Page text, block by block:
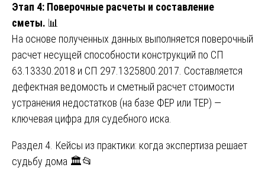
Этап 4: Поверочные расчеты и составление
сметы. 📊
На основе полученных данных выполняется поверочный
расчет несущей способности конструкций по СП
63.13330.2018 и СП 297.1325800.2017. Составляется
дефектная ведомость и сметный расчет стоимости
устранения недостатков (на базе ФЕР или ТЕР) —
ключевая цифра для судебного иска.
Раздел 4. Кейсы из практики: когда экспертиза решает
судьбу дома 🏛️📂